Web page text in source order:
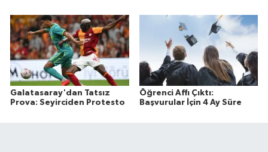
Galatasaray'dan Tatsız
Prova: Seyirciden Protesto
Öğrenci Affı Çıktı:
Başvurular İçin 4 Ay Süre